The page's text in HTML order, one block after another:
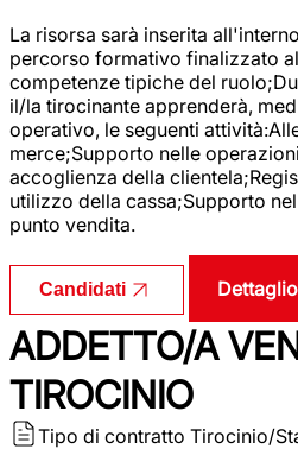
La risorsa sarà inserita
percorso formativo finalizzato
competenze tipiche del
il/la tirocinante apprenderà,
operativo, le seguenti
merce;Supporto nelle
accoglienza della
utilizzo della cassa;Supporto
punto vendita.
Candidati
ADDETTO/A
TIROCINIO
Tipo di contratto Tirocinio/